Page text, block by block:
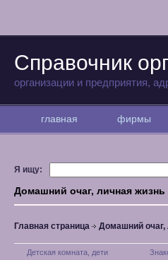
Справочник
организации и предприятия,
главная фирмы
Я ищу:
Домашний очаг, личная жизнь
Главная страница Домашний очаг,
Детская комната, дети